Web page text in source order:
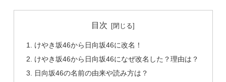
目次
けやき坂46から日向坂46に改名！
けやき坂46から日向坂46になぜ改名した？理由は？
日向坂46の名前の由来や読み方は？